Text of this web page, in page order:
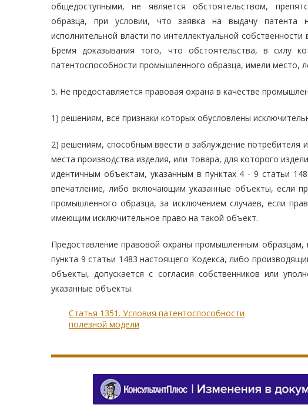
общедоступными, не является обстоятельством,
образца, при условии, что заявка на выдачу
исполнительной власти по интеллектуальной
Бремя доказывания того, что обстоятельства, в силу
патентоспособности промышленного образца, имели место,
5. Не предоставляется правовая охрана в качестве
1) решениям, все признаки которых обусловлены
2) решениям, способным ввести в заблуждение потребителя
места производства изделия, или товара, для которого
идентичным объектам, указанным в пунктах 4 - 9 статьи
впечатление, либо включающим указанные объекты, если
промышленного образца, за исключением случаев, если
имеющим исключительное право на такой объект.
Предоставление правовой охраны промышленным
пункта 9 статьи 1483 настоящего Кодекса, либо
объекты, допускается с согласия собственников или
указанные объекты.
Статья 1351. Условия патентоспособности
полезной модели